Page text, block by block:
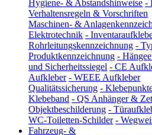
Hygiene- & Abstandshinweise -
Verhaltensregeln & Vorschriften
Maschinen- &
Elektrotechnik -
Rohrleitungskennzeichnung -
Produktkennzeichnung -
und Sicherheitssiegel - CE
Aufkleber - WEEE Aufkleber
Qualitätssicherung -
Klebeband - QS Anhänger &
Objektbeschilderung -
WC-Toiletten-Schilder -
Fahrzeug- &